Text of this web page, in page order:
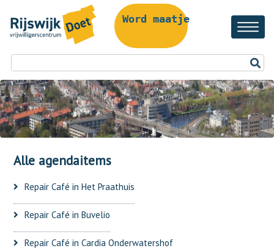
Word maatje!
Alle agendaitems
Repair Café in Het Praathuis
Repair Café in Buvelio
Repair Café in Cardia Onderwatershof